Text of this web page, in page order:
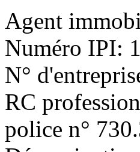
Agent
Numéro IPI:
N°
RC
police n°